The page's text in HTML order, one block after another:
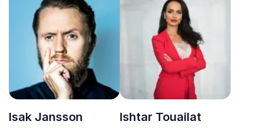
unga målgrupper och det
digitala landskapet
konkreta verktyg
Isak Jansson Ishtar Touailat